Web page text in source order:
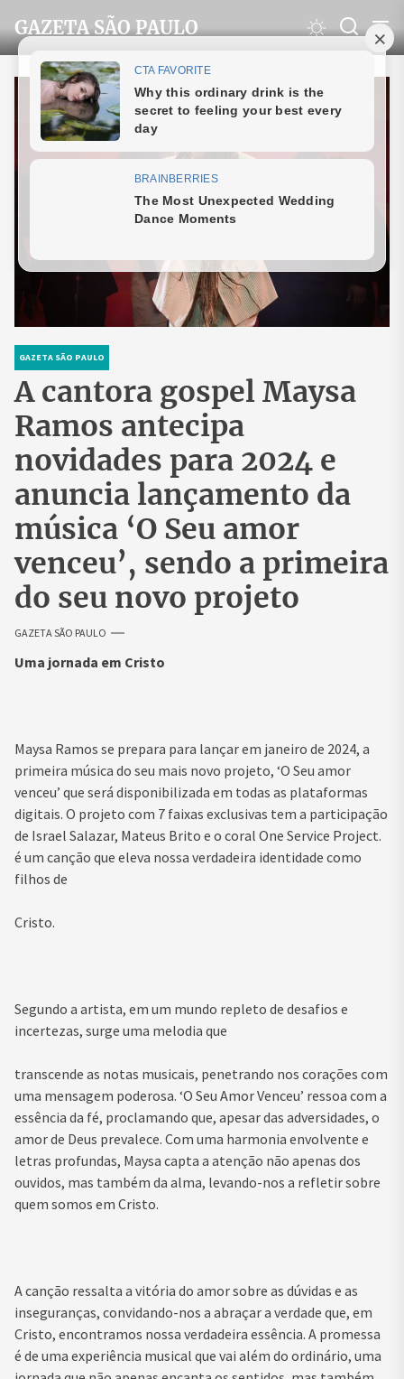
to
the
content
GAZETA SÃO PAULO
GAZETA SÃO PAULO
A cantora gospel Maysa
Ramos antecipa
novidades para 2024 e
anuncia lançamento da
música ‘O Seu amor
venceu’, sendo a primeira
do seu novo projeto
GAZETA SÃO PAULO
Uma jornada em Cristo
Maysa Ramos se prepara para lançar em janeiro de 2024, a
primeira música do seu mais novo projeto, ‘O Seu amor
venceu’ que será disponibilizada em todas as plataformas
digitais. O projeto com 7 faixas exclusivas tem a participação
de Israel Salazar, Mateus Brito e o coral One Service Project.
é um canção que eleva nossa verdadeira identidade como
filhos de
Cristo.
Segundo a artista, em um mundo repleto de desafios e
incertezas, surge uma melodia que
transcende as notas musicais, penetrando nos corações com
uma mensagem poderosa. ‘O Seu Amor Venceu’ ressoa com a
essência da fé, proclamando que, apesar das adversidades, o
amor de Deus prevalece. Com uma harmonia envolvente e
letras profundas, Maysa capta a atenção não apenas dos
ouvidos, mas também da alma, levando-nos a refletir sobre
quem somos em Cristo.
A canção ressalta a vitória do amor sobre as dúvidas e as
inseguranças, convidando-nos a abraçar a verdade que, em
Cristo, encontramos nossa verdadeira essência. A promessa
é de uma experiência musical que vai além do ordinário, uma